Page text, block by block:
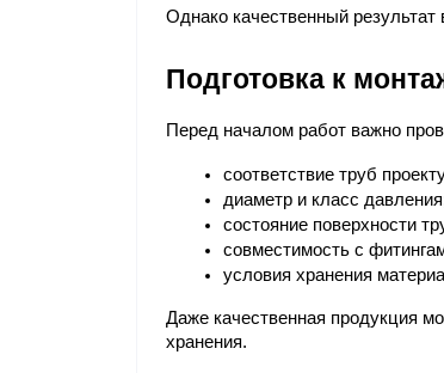
Однако качественный
Подготовка к
Перед началом работ важно
соответствие труб
диаметр и класс
состояние поверхности
совместимость с
условия хранения
Даже качественная продукция
хранения.